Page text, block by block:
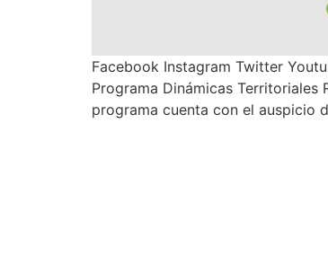
Facebook Instagram Twitter
Programa Dinámicas Territoriales
programa cuenta con el auspicio